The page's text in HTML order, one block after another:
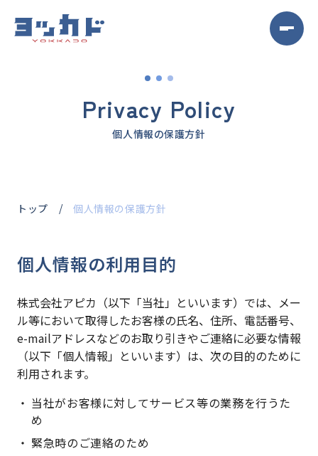
Privacy Policy
個人情報の保護方針
トップ 個人情報の保護方針
個人情報の利用目的
株式会社アピカ（以下「当社」といいます）では、メー
ル等において取得したお客様の氏名、住所、電話番号、
e-mailアドレスなどのお取り引きやご連絡に必要な情報
（以下「個人情報」といいます）は、次の目的のために
利用されます。
当社がお客様に対してサービス等の業務を行うた
め
緊急時のご連絡のため